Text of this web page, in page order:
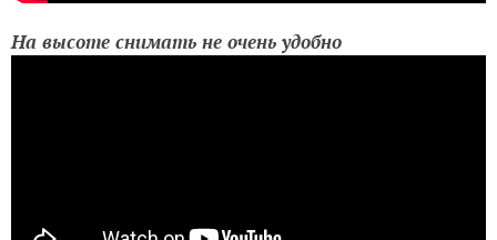
На высоте снимать не очень удобно